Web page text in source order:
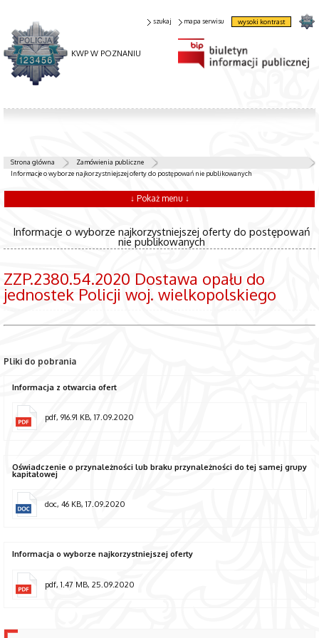
KWP W POZNANIU
szukaj mapa serwisu wysoki kontrast
Strona główna
Zamówienia publiczne
Informacje o wyborze najkorzystniejszej oferty do postępowań nie publikowanych
↓ Pokaż menu ↓
Informacje o wyborze najkorzystniejszej oferty do postępowań
nie publikowanych
ZZP.2380.54.2020 Dostawa opału do
jednostek Policji woj. wielkopolskiego
Pliki do pobrania
Informacja z otwarcia ofert
pdf, 916.91 KB, 17.09.2020
Oświadczenie o przynależności lub braku przynależności do tej samej grupy
kapitałowej
doc, 46 KB, 17.09.2020
Informacja o wyborze najkorzystniejszej oferty
pdf, 1.47 MB, 25.09.2020